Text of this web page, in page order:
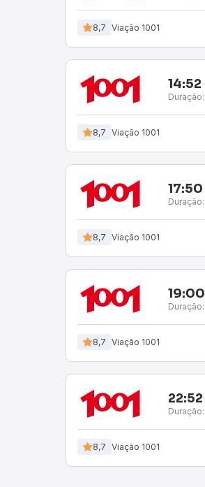
8,7 Viação 1001
14:52
Duração:
8,7 Viação 1001
17:50
Duração:
8,7 Viação 1001
19:00
Duração:
8,7 Viação 1001
22:52
Duração:
8,7 Viação 1001